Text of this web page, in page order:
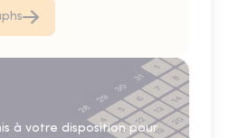
à votre disposition pour